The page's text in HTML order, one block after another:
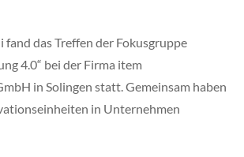
fand das Treffen der Fokusgruppe
4.0“ bei der Firma item
in Solingen statt. Gemeinsam haben
in Unternehmen